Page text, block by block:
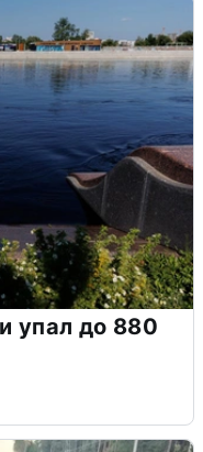
упал до 880